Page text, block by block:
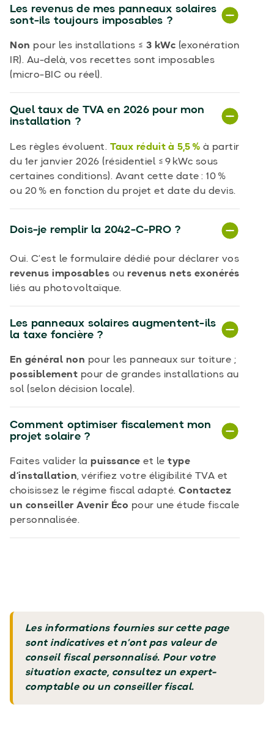
Les revenus de mes panneaux solaires
sont-ils toujours imposables ?
Non pour les installations ≤ 3 kWc (exonération
IR). Au-delà, vos recettes sont imposables
(micro-BIC ou réel).
Quel taux de TVA en 2026 pour mon
installation ?
Les règles évoluent. Taux réduit à 5,5 % à partir
du 1er janvier 2026 (résidentiel ≤ 9 kWc sous
certaines conditions). Avant cette date : 10 %
ou 20 % en fonction du projet et date du devis.
Dois-je remplir la 2042-C-PRO ?
Oui. C’est le formulaire dédié pour déclarer vos
revenus imposables ou revenus nets exonérés
liés au photovoltaïque.
Les panneaux solaires augmentent-ils
la taxe foncière ?
En général non pour les panneaux sur toiture ;
possiblement pour de grandes installations au
sol (selon décision locale).
Comment optimiser fiscalement mon
projet solaire ?
Faites valider la puissance et le type
d’installation, vérifiez votre éligibilité TVA et
choisissez le régime fiscal adapté. Contactez
un conseiller Avenir Éco pour une étude fiscale
personnalisée.
Les informations fournies sur cette page
sont indicatives et n’ont pas valeur de
conseil fiscal personnalisé. Pour votre
situation exacte, consultez un expert-
comptable ou un conseiller fiscal.